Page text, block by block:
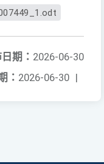
期： 2026-06-30
： 2026-06-30 |